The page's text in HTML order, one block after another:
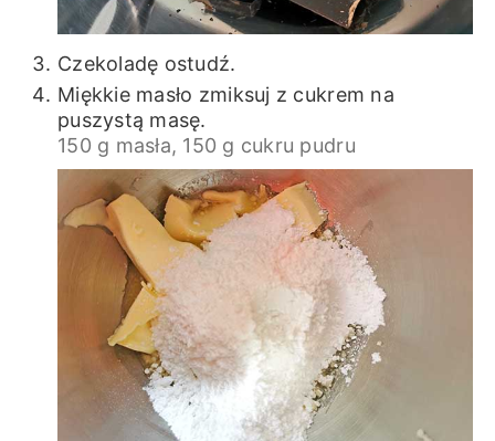
Czekoladę ostudź.
Miękkie masło zmiksuj z cukrem na
puszystą masę.
150 g masła, 150 g cukru pudru